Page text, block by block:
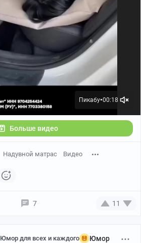
Пикабу●00:18
Больше видео
Надувной матрас Видео
7 11
Юмор для всех и каждого Юмор